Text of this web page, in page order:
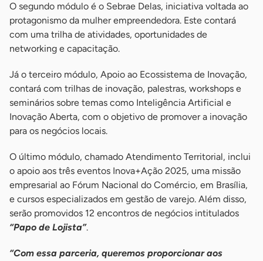
O segundo módulo é o Sebrae Delas, iniciativa voltada ao
protagonismo da mulher empreendedora. Este contará
com uma trilha de atividades, oportunidades de
networking e capacitação.
Já o terceiro módulo, Apoio ao Ecossistema de Inovação,
contará com trilhas de inovação, palestras, workshops e
seminários sobre temas como Inteligência Artificial e
Inovação Aberta, com o objetivo de promover a inovação
para os negócios locais.
O último módulo, chamado Atendimento Territorial, inclui
o apoio aos três eventos Inova+Ação 2025, uma missão
empresarial ao Fórum Nacional do Comércio, em Brasília,
e cursos especializados em gestão de varejo. Além disso,
serão promovidos 12 encontros de negócios intitulados
“Papo de Lojista”.
“Com essa parceria, queremos proporcionar aos